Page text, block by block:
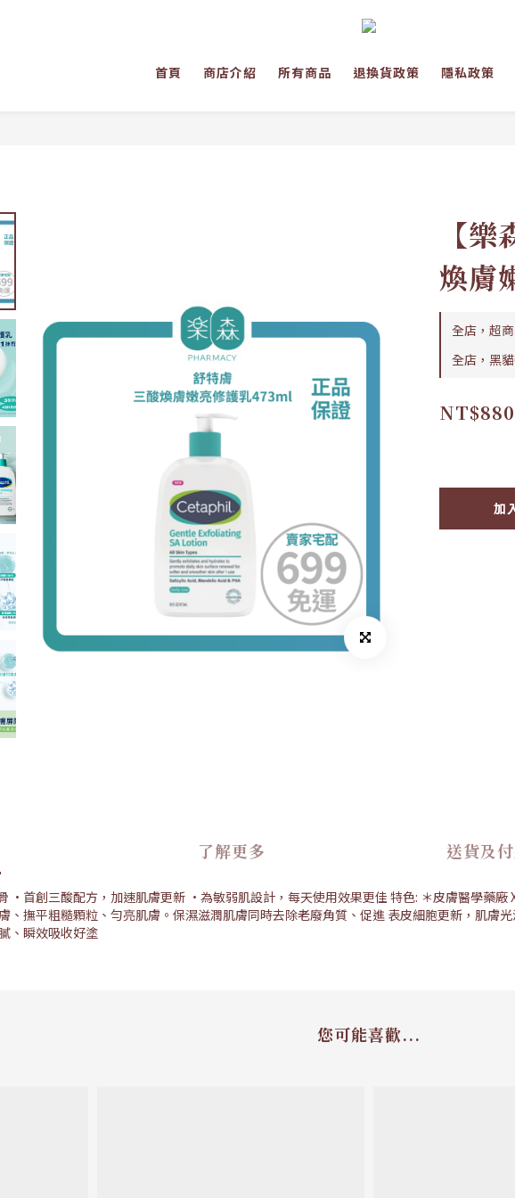
首頁 商店介紹 所有商品 退換貨政策 隱私政策
【
煥膚
全店，超
全店，黑
NT$880
加
了解更多 送貨及
•首創三酸配方，加速肌膚更新 •為敏弱肌設計，每天使用效果更佳 特色: ＊皮膚醫學藥
、撫平粗糙顆粒、勻亮肌膚。保濕滋潤肌膚同時去除老廢角質、促進 表皮細胞更新，肌膚
、瞬效吸收好塗
您可能喜歡...